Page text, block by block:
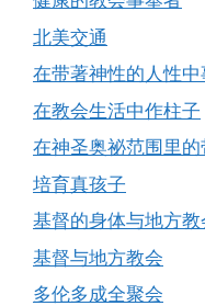
北美交通
在带著神性的人性中
在教会生活中作柱子
在神圣奥祕范围里
培育真孩子
基督的身体与地方教
基督与地方教会
多伦多成全聚会